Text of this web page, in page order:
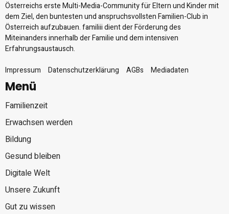
Österreichs erste Multi-Media-Community für Eltern und Kinder mit
dem Ziel, den buntesten und anspruchsvollsten Familien-Club in
Österreich aufzubauen. familiii dient der Förderung des
Miteinanders innerhalb der Familie und dem intensiven
Erfahrungsaustausch.
Impressum
Datenschutzerklärung AGBs Mediadaten
Menü
Familienzeit
Erwachsen werden
Bildung
Gesund bleiben
Digitale Welt
Unsere Zukunft
Gut zu wissen